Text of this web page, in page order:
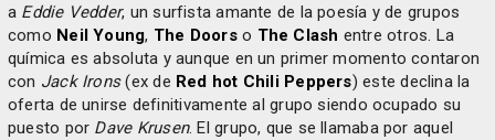
a Eddie Vedder, un surfista amante de la poesía y de grupos
como Neil Young, The Doorso The Clash entre otros. La
química es absoluta y aunque en un primer momento contaron
con Jack Irons(ex de Red hot Chili Peppers) este declina la
oferta de unirse definitivamente al grupo siendo ocupado su
puesto por Dave Krusen. El grupo, que se llamaba por aquel